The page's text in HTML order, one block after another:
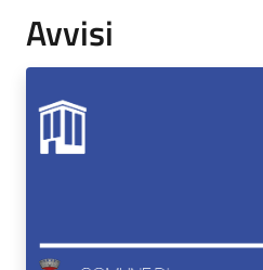
Avvisi